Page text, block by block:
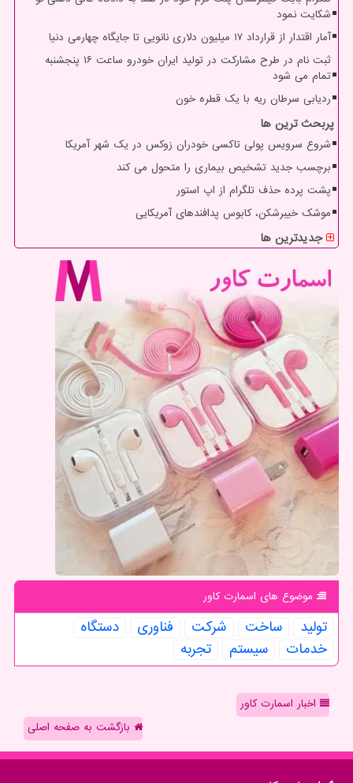
شکایت نمود
آمار اقتدار از قرارداد ۱۷ میلیون دلاری نانویی تا جایگاه چهارمی دنیا
ثبت نام در طرح مشارکت در تولید ایران خودرو ساعت ۱۶ پنجشنبه
تمام می شود
ردیابی سرطان ریه با یک قطره خون
پربحث ترین ها
شروع سرویس پولی تاکسی خودران زوکس در یک شهر آمریکا
برچسب جدید تشخیص بیماری را متحول می کند
پشت پرده حذف تلگرام از اپ استور
موشک خیبرشکن، کابوس پدافندهای آمریکایی
جدیدترین ها
موضوع های اسمارت كاور
تولید ساخت شركت فناوری
دستگاه
خدمات
سیستم تجربه
اخبار اسمارت کاور
بازگشت به صفحه اصلی